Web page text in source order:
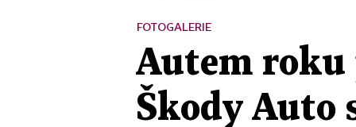
FOTOGALERIE
Autem roku
Škody Auto